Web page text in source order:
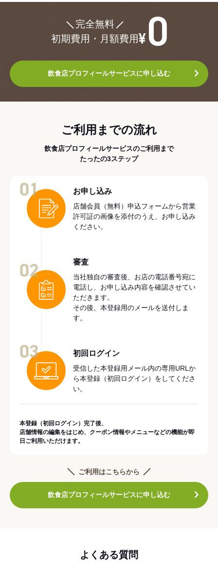
完全無料
初期費用・月額費用
飲食店プロフィールサービスに申し込む
ご利用までの流れ
飲食店プロフィールサービスのご利用まで
たったの3ステップ
お申し込み
店舗会員（無料）申込フォームから営業
許可証の画像を添付のうえ、お申し込み
ください。
審査
当社独自の審査後、お店の電話番号宛に
電話し、お申し込み内容を確認させてい
ただきます。
その後、本登録用のメールを送付しま
す。
初回ログイン
受信した本登録用メール内の専用URLか
ら本登録（初回ログイン）をしてくださ
い。
本登録（初回ログイン）完了後、
店舗情報の編集をはじめ、クーポン情報やメニューなどの機能が即
日ご利用いただけます。
ご利用はこちらから
飲食店プロフィールサービスに申し込む
よくある質問